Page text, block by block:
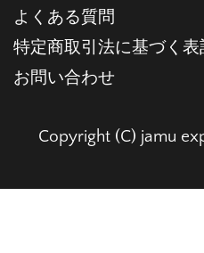
よくある質問
特定商取引法に基づく表
お問い合わせ
Copyright (C) jamu